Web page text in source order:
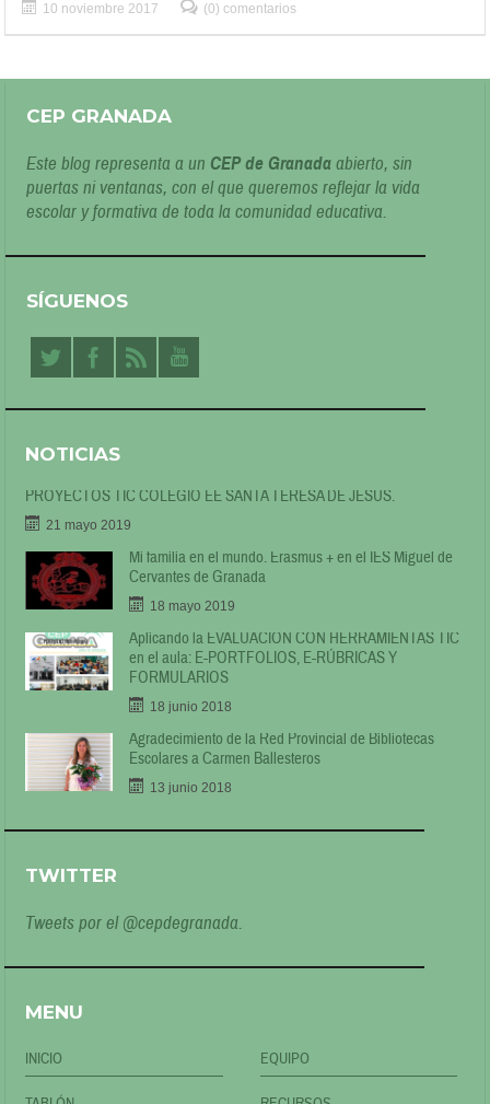
10 noviembre 2017 (0) comentarios
CEP GRANADA
Este blog representa a un CEP de Granadaabierto, sin
puertas ni ventanas, con el que queremos reflejar la vida
escolar y formativa de toda la comunidad educativa.
SÍGUENOS
NOTICIAS
PROYECTOS TIC COLEGIO EE SANTA TERESA DE JESÚS.
21 mayo 2019
Mi familia en el mundo. Erasmus + en el IES Miguel de
Cervantes de Granada
18 mayo 2019
Aplicando la EVALUACIÓN CON HERRAMIENTAS TIC
en el aula: E-PORTFOLIOS, E-RÚBRICAS Y
FORMULARIOS
18 junio 2018
Agradecimiento de la Red Provincial de Bibliotecas
Escolares a Carmen Ballesteros
13 junio 2018
TWITTER
Tweets por el @cepdegranada.
MENU
INICIO EQUIPO